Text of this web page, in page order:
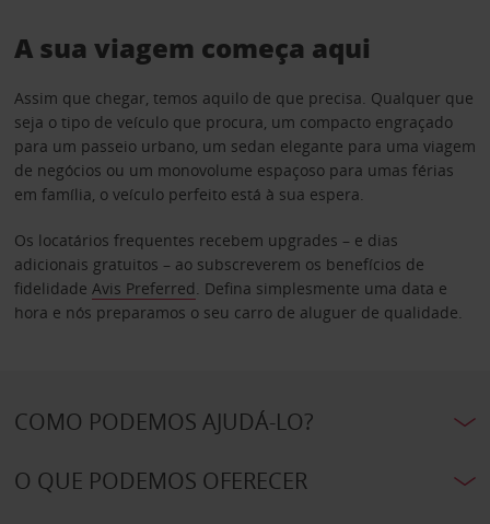
A sua viagem começa aqui
Assim que chegar, temos aquilo de que precisa. Qualquer que
seja o tipo de veículo que procura, um compacto engraçado
para um passeio urbano, um sedan elegante para uma viagem
de negócios ou um monovolume espaçoso para umas férias
em família, o veículo perfeito está à sua espera.
Os locatários frequentes recebem upgrades – e dias
adicionais gratuitos – ao subscreverem os benefícios de
fidelidade Avis Preferred. Defina simplesmente uma data e
hora e nós preparamos o seu carro de aluguer de qualidade.
COMO PODEMOS AJUDÁ-LO?
O QUE PODEMOS OFERECER